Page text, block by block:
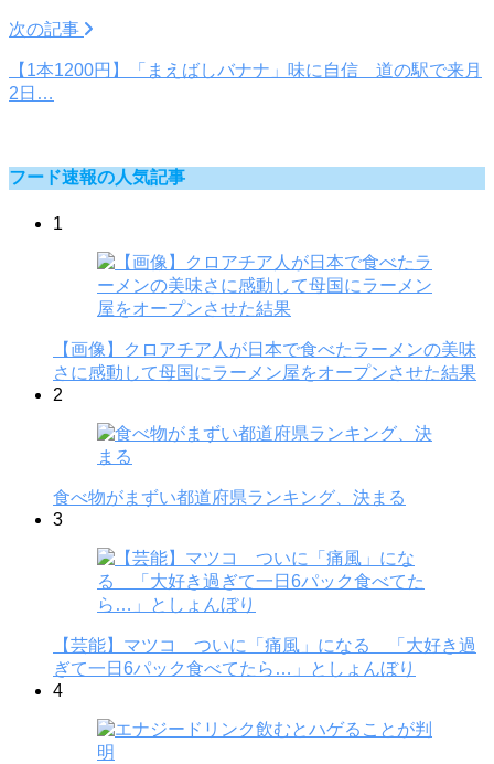
次の記事
【1本1200円】「まえばしバナナ」味に自信 道の駅で来月
2日…
フード速報の人気記事
1
【画像】クロアチア人が日本で食べたラーメンの美味
さに感動して母国にラーメン屋をオープンさせた結果
2
食べ物がまずい都道府県ランキング、決まる
3
【芸能】マツコ ついに「痛風」になる 「大好き過
ぎて一日6パック食べてたら…」としょんぼり
4